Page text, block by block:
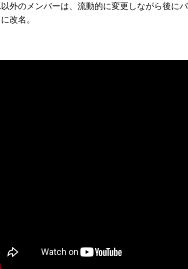
外のメンバーは、流動的に変更しながら後に
改名。